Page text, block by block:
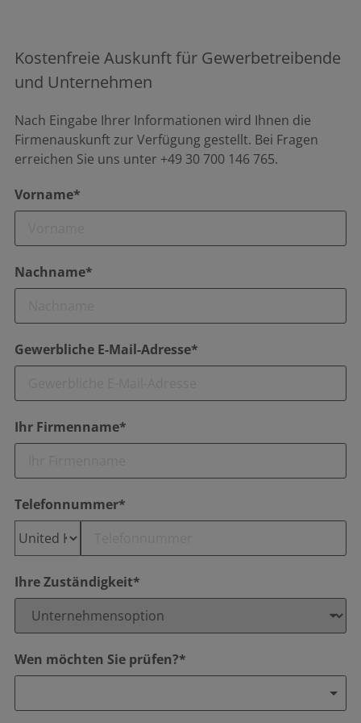
Kostenfreie Auskunft für Gewerbetreibende
und Unternehmen
Nach Eingabe Ihrer Informationen wird Ihnen die
Firmenauskunft zur Verfügung gestellt. Bei Fragen
erreichen Sie uns unter +49 30 700 146 765.
Vorname*
Nachname*
Gewerbliche E-Mail-Adresse*
Ihr Firmenname*
Telefonnummer*
Ihre Zuständigkeit*
Wen möchten Sie prüfen?*